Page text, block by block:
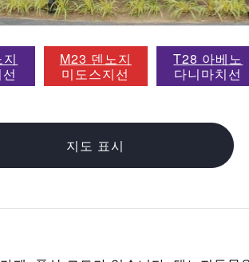
M23 덴노지
미도스지선
T28 아베노
다니마치선
지도 표시